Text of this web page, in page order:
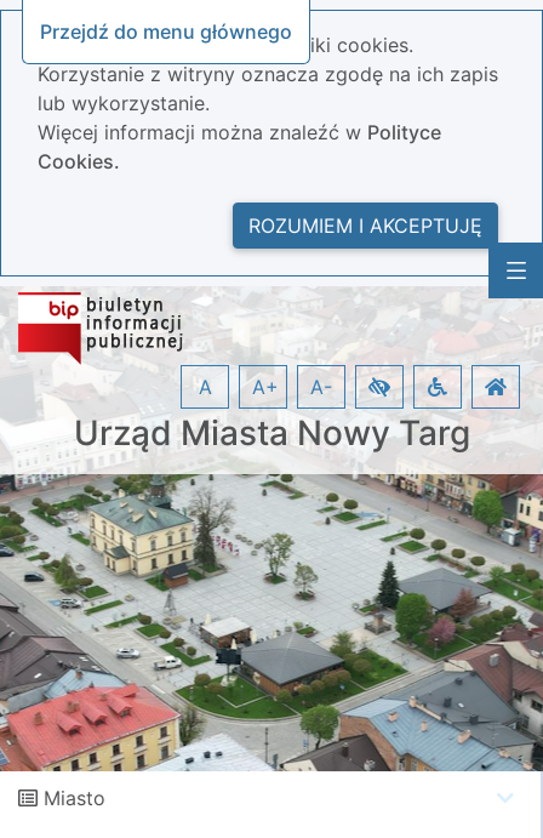
Przejdź do menu głównego
Nasza strona wykorzystuje pliki cookies.
Korzystanie z witryny oznacza zgodę na ich zapis
lub wykorzystanie.
Więcej informacji można znaleźć w Polityce
Cookies.
ROZUMIEM I AKCEPTUJĘ
Urząd Miasta Nowy Targ
A A+ A-
Miasto